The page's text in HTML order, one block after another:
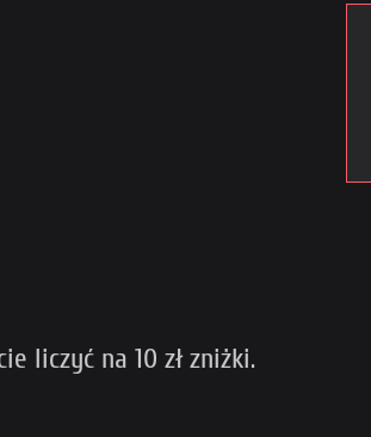
liczyć na 10 zł zniżki.